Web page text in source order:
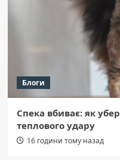
Блоги
Спека вбиває: як
теплового удару
16 години тому назад